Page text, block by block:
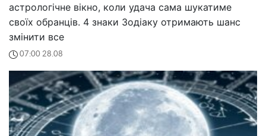
астрологічне вікно, коли удача сама шукатиме
своїх обранців. 4 знаки Зодіаку отримають шанс
змінити все
07:00 28.08